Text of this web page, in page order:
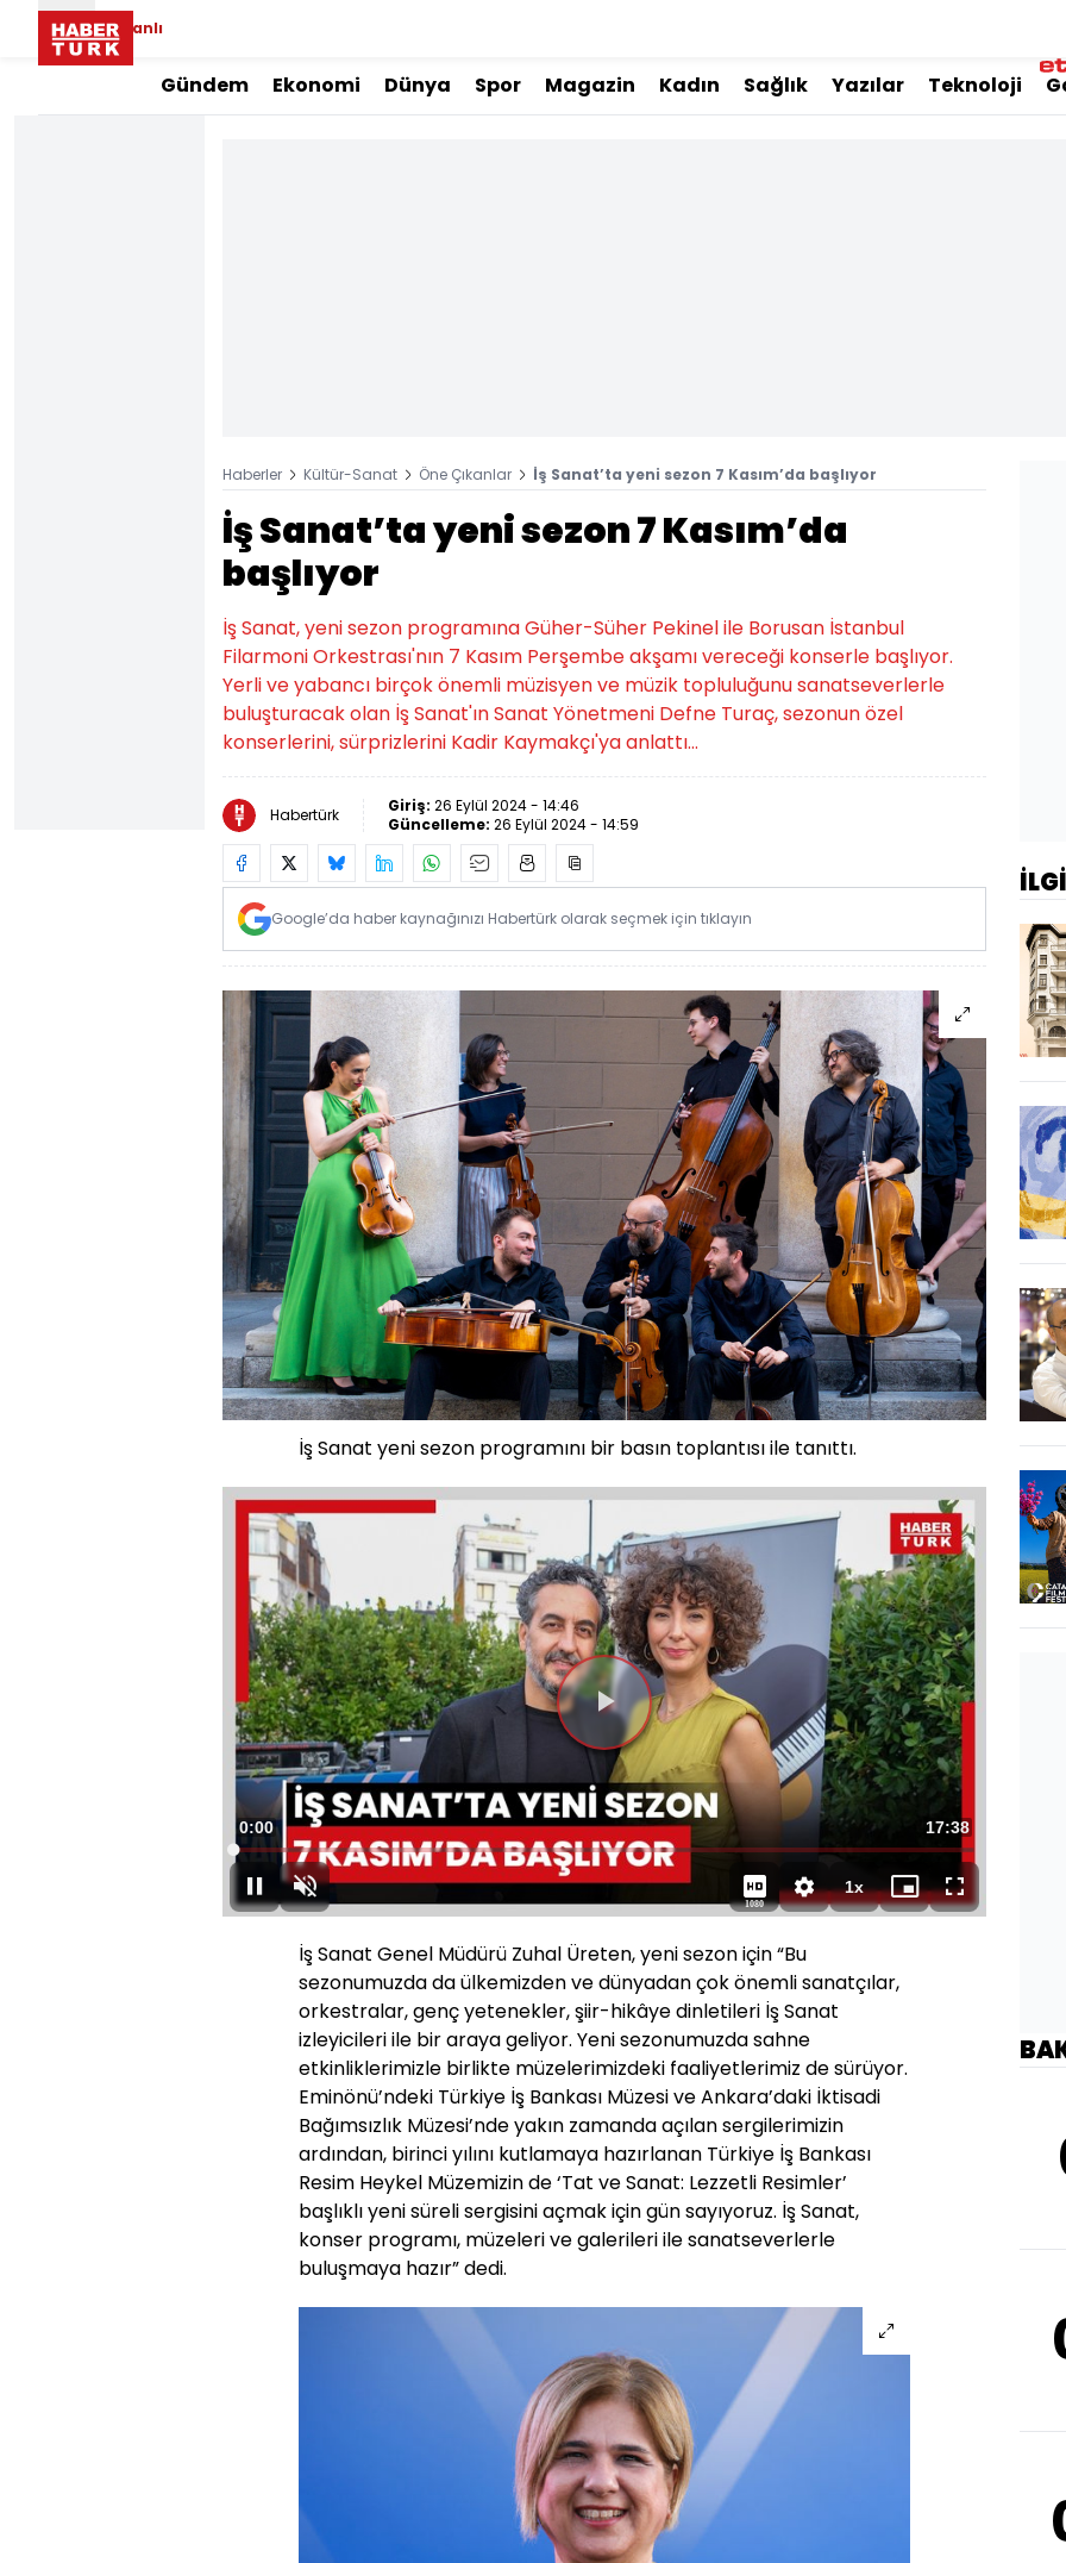
Canlı
Gündem Ekonomi Dünya Spor Magazin Kadın Sağlık Yazılar Teknoloji
Haberler Kültür-Sanat Öne Çıkanlar İş Sanat’ta yeni sezon 7 Kasım’da başlıyor
İş Sanat’ta yeni sezon 7 Kasım’da
başlıyor
İş Sanat, yeni sezon programına Güher-Süher Pekinel ile Borusan İstanbul
Filarmoni Orkestrası'nın 7 Kasım Perşembe akşamı vereceği konserle başlıyor.
Yerli ve yabancı birçok önemli müzisyen ve müzik topluluğunu sanatseverlerle
buluşturacak olan İş Sanat'ın Sanat Yönetmeni Defne Turaç, sezonun özel
konserlerini, sürprizlerini Kadir Kaymakçı'ya anlattı…
Habertürk Giriş: 26 Eylül 2024 - 14:46
Güncelleme: 26 Eylül 2024 - 14:59
Google’da haber kaynağınızı Habertürk olarak seçmek için tıklayın
İş Sanat yeni sezon programını bir basın toplantısı ile tanıttı.
Video
Oynatıcısı
yükleniyor.
DuraklatSesi
Aç
Süre
0:00 Toplam
Süre
17:38
1080
Yüklendi:
0.04%
1xOynatma
Hızı
Mini
oynatıcı
Tam
Ekran
İş Sanat Genel Müdürü Zuhal Üreten, yeni sezon için “Bu
sezonumuzda da ülkemizden ve dünyadan çok önemli sanatçılar,
orkestralar, genç yetenekler, şiir-hikâye dinletileri İş Sanat
izleyicileri ile bir araya geliyor. Yeni sezonumuzda sahne
etkinliklerimizle birlikte müzelerimizdeki faaliyetlerimiz de sürüyor.
Eminönü’ndeki Türkiye İş Bankası Müzesi ve Ankara’daki İktisadi
Bağımsızlık Müzesi’nde yakın zamanda açılan sergilerimizin
ardından, birinci yılını kutlamaya hazırlanan Türkiye İş Bankası
Resim Heykel Müzemizin de ‘Tat ve Sanat: Lezzetli Resimler’
başlıklı yeni süreli sergisini açmak için gün sayıyoruz. İş Sanat,
konser programı, müzeleri ve galerileri ile sanatseverlerle
buluşmaya hazır” dedi.